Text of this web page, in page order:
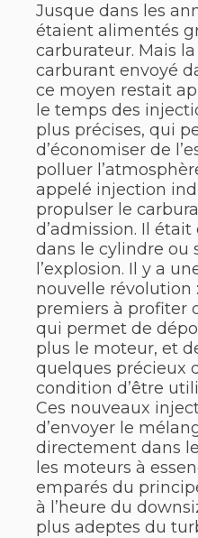
Jusque dans les
étaient alimentés
carburateur. Mais
carburant envoyé
ce moyen restait
le temps des
plus précises, qui
d’économiser de
polluer
appelé injection
propulser le
d’admission. Il
dans le cylindre ou
l’explosion. Il y a
nouvelle révolution
premiers à profiter
qui permet de
plus le moteur, et
quelques précieux
condition d’être
Ces nouveaux
d’envoyer le
directement dans
les moteurs à
emparés du
à l’heure du
plus adeptes du